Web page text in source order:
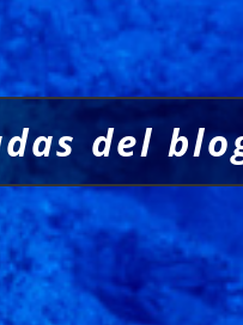
del